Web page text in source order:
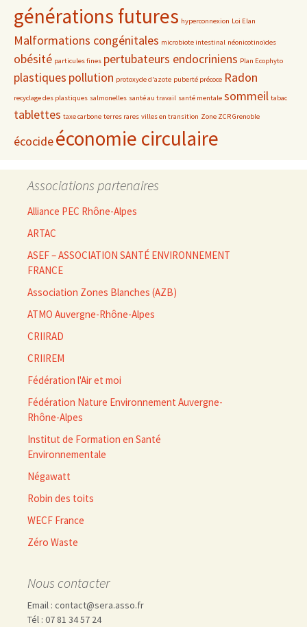
générations futures hyperconnexion Loi Elan
Malformations congénitales microbiote intestinal néonicotinoïdes
obésité particules fines pertubateurs endocriniens Plan Ecophyto
plastiques pollution protoxyde d'azote puberté précoce Radon
recyclage des plastiques salmonelles santé au travail santé mentale sommeil tabac
tablettes taxe carbone terres rares villes en transition Zone ZCR Grenoble
écocideéconomie circulaire
Associations partenaires
Alliance PEC Rhône-Alpes
ARTAC
ASEF – ASSOCIATION SANTÉ ENVIRONNEMENT
FRANCE
Association Zones Blanches (AZB)
ATMO Auvergne-Rhône-Alpes
CRIIRAD
CRIIREM
Fédération l'Air et moi
Fédération Nature Environnement Auvergne-
Rhône-Alpes
Institut de Formation en Santé
Environnementale
Négawatt
Robin des toits
WECF France
Zéro Waste
Nous contacter
Email : contact@sera.asso.fr
Tél : 07 81 34 57 24